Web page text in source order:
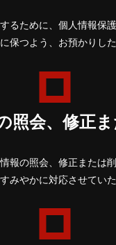
るために、個人情報保
保つよう、お預かりし
照会、修正
報の照会、修正または
みやかに対応させていた